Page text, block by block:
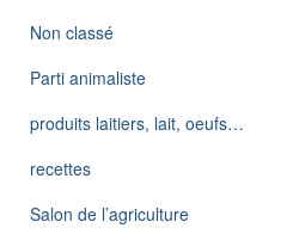
Non classé
Parti animaliste
produits laitiers, lait, oeufs…
recettes
Salon de l’agriculture